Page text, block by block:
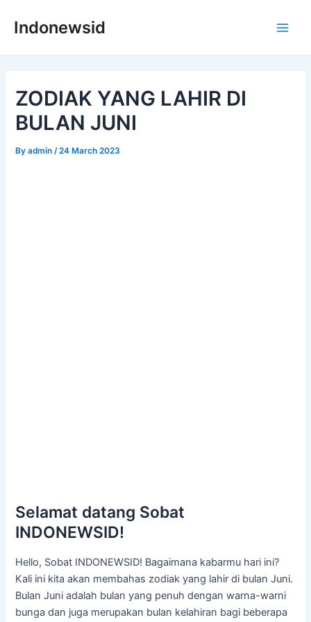
Indonewsid
ZODIAK YANG LAHIR DI
BULAN JUNI
Byadmin /24 March 2023
Selamat datang Sobat
INDONEWSID!
Hello, Sobat INDONEWSID! Bagaimana kabarmu hari ini?
Kali ini kita akan membahas zodiak yang lahir di bulan Juni.
Bulan Juni adalah bulan yang penuh dengan warna-warni
bunga dan juga merupakan bulan kelahiran bagi beberapa